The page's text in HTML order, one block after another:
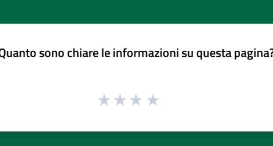
sono chiare le informazioni su questa